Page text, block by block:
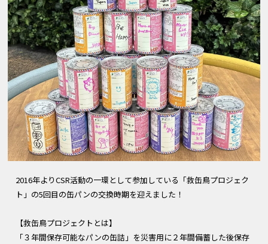
2016年よりCSR活動の一環として参加している「救缶鳥プロジェク
ト」の5回目の缶パンの交換時期を迎えました！
【救缶鳥プロジェクトとは】
「３年間保存可能なパンの缶詰」を災害用に２年間備蓄した後保存